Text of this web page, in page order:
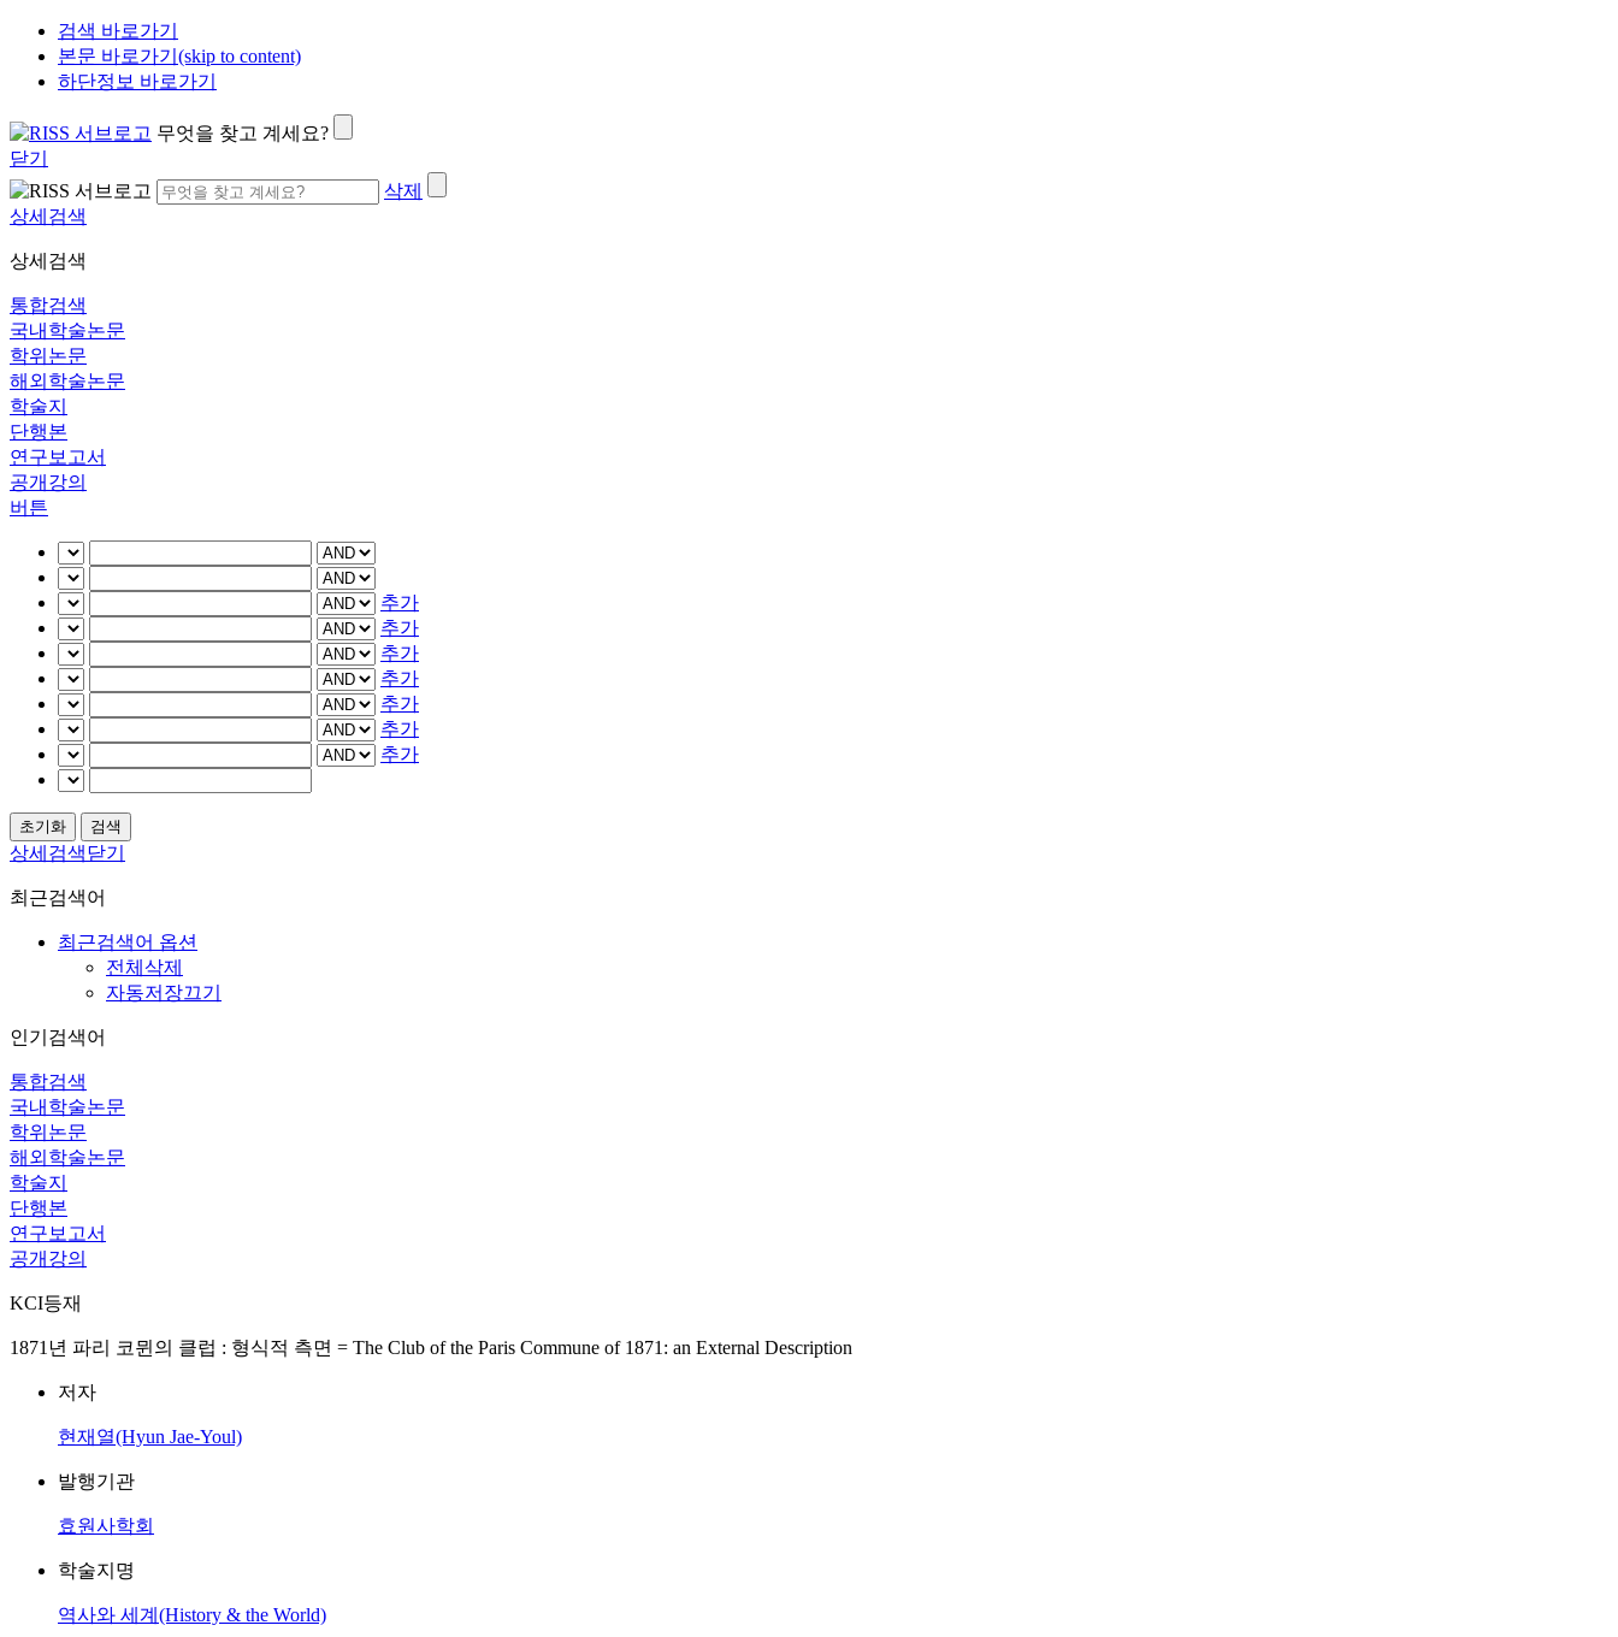
검색 바로가기
본문 바로가기(skip to content)
하단정보 바로가기
무엇을 찾고 계세요?
닫기
삭제
상세검색
상세검색
통합검색
국내학술논문
학위논문
해외학술논문
학술지
단행본
연구보고서
공개강의
버튼
추가
추가
추가
추가
추가
추가
추가
상세검색닫기
최근검색어
최근검색어 옵션
전체삭제
자동저장끄기
인기검색어
통합검색
국내학술논문
학위논문
해외학술논문
학술지
단행본
연구보고서
공개강의
KCI등재
1871년 파리 코뮌의 클럽 : 형식적 측면 = The Club of the Paris Commune of 1871: an External Description
저자
현재열(Hyun Jae-Youl)
발행기관
효원사학회
학술지명
역사와 세계(History & the World)